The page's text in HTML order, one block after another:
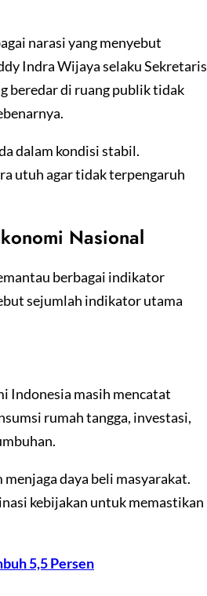
narasi yang menyebut
Indra Wijaya selaku Sekretaris
beredar di ruang publik tidak
dalam kondisi stabil.
utuh agar tidak terpengaruh
Nasional
berbagai indikator
sejumlah indikator utama
Indonesia masih mencatat
rumah tangga, investasi,
daya beli masyarakat.
kebijakan untuk memastikan
5,5 Persen